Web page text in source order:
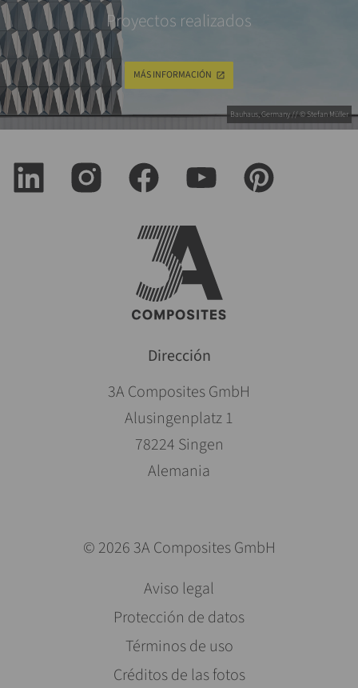
Bauhaus, Germany // © Stefan Müller
Proyectos realizados
MÁS INFORMACIÓN
Dirección
3A Composites GmbH
Alusingenplatz 1
78224 Singen
Alemania
© 2026 3A Composites GmbH
navegación
Aviso legal
Protección de datos
Términos de uso
Créditos de las fotos